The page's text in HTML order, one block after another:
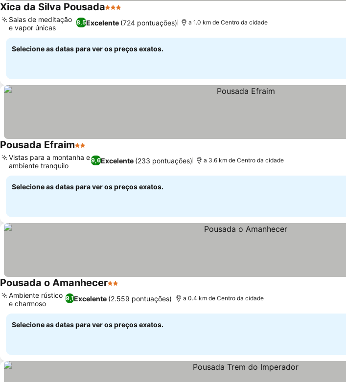
Xica da Silva Pousada3 Estrelas
8,5Excelente (724 pontuações)
Salas de meditação
e vapor únicas
a 1.0 km de Centro da cidade
Selecione as datas para ver os preços exatos.
Pousada Efraim2 Estrelas
9,6Excelente (233 pontuações)
Vistas para a montanha e
ambiente tranquilo
a 3.6 km de Centro da cidade
Selecione as datas para ver os preços exatos.
Pousada o Amanhecer2 Estrelas
9,1Excelente (2.559 pontuações)
Ambiente rústico
e charmoso
a 0.4 km de Centro da cidade
Selecione as datas para ver os preços exatos.